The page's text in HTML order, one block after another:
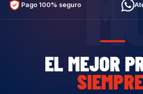
Pago 100% seguro
EL MEJOR
SIEMPRE